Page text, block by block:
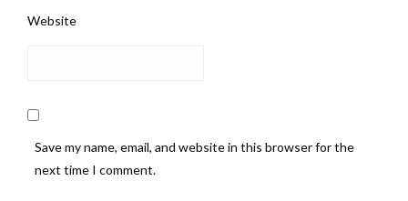
Website
Save my name, email, and website in this browser for the
next time I comment.